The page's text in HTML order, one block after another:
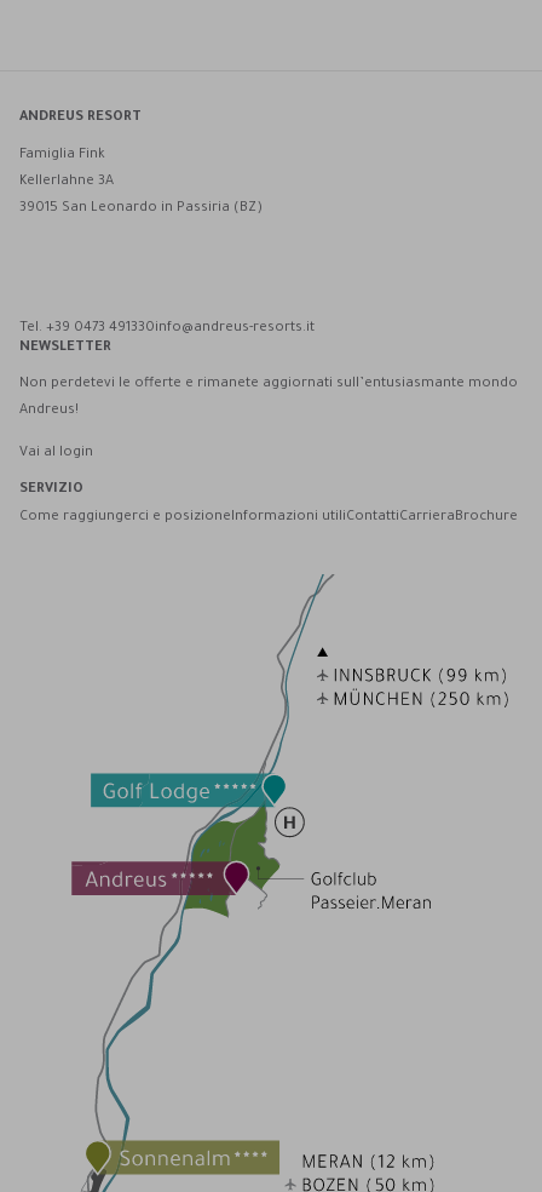
ANDREUS RESORT
Famiglia Fink
Kellerlahne 3A
39015 San Leonardo in Passiria (BZ)
Tel. +39 0473 491330info@andreus-resorts.it
NEWSLETTER
Non perdetevi le offerte e rimanete aggiornati sull’entusiasmante mondo
Andreus!
Vai al login
SERVIZIO
Come raggiungerci e posizioneInformazioni utiliContattiCarrieraBrochure